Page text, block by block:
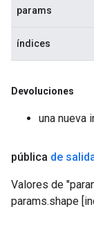
params
índices
Devoluciones
una nueva
pública de
Valores de
params.shape